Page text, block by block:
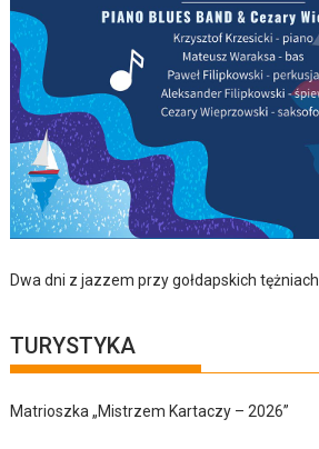
Dwa dni z jazzem przy gołdapskich tężniach
TURYSTYKA
Matrioszka „Mistrzem Kartaczy – 2026”